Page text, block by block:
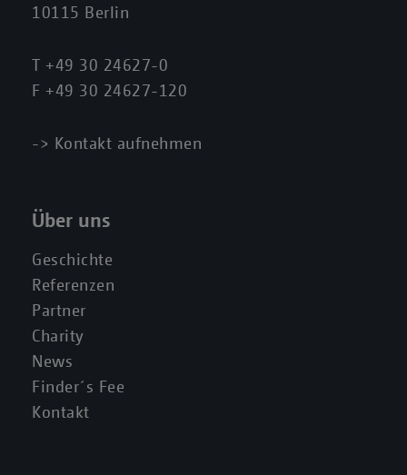
10115 Berlin
T +49 30 24627-0
F +49 30 24627-120
-> Kontakt aufnehmen
Über uns
Geschichte
Referenzen
Partner
Charity
News
Finder´s Fee
Kontakt